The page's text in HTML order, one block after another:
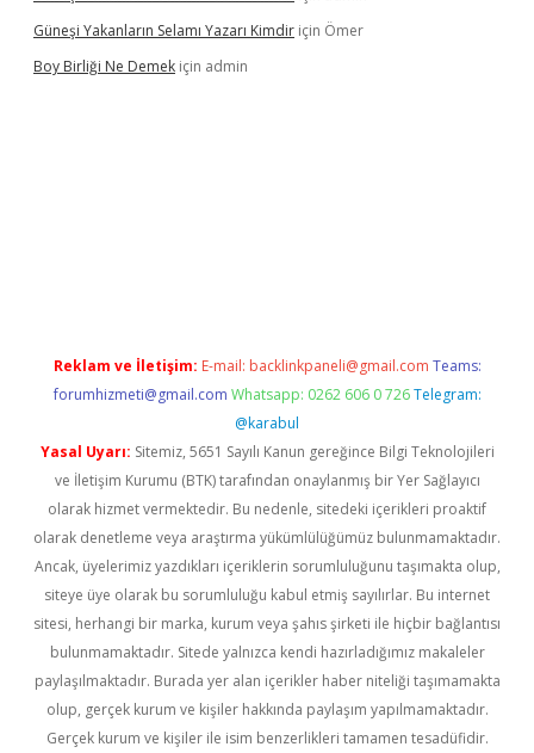
Güneşi Yakanların Selamı Yazarı Kimdir için Ömer
Boy Birliği Ne Demek için admin
Reklam ve İletişim: E-mail: backlinkpaneli@gmail.com Teams:
forumhizmeti@gmail.com Whatsapp: 0262 606 0 726 Telegram:
@karabul
Yasal Uyarı: Sitemiz, 5651 Sayılı Kanun gereğince Bilgi Teknolojileri
ve İletişim Kurumu (BTK) tarafından onaylanmış bir Yer Sağlayıcı
olarak hizmet vermektedir. Bu nedenle, sitedeki içerikleri proaktif
olarak denetleme veya araştırma yükümlülüğümüz bulunmamaktadır.
Ancak, üyelerimiz yazdıkları içeriklerin sorumluluğunu taşımakta olup,
siteye üye olarak bu sorumluluğu kabul etmiş sayılırlar. Bu internet
sitesi, herhangi bir marka, kurum veya şahıs şirketi ile hiçbir bağlantısı
bulunmamaktadır. Sitede yalnızca kendi hazırladığımız makaleler
paylaşılmaktadır. Burada yer alan içerikler haber niteliği taşımamakta
olup, gerçek kurum ve kişiler hakkında paylaşım yapılmamaktadır.
Gerçek kurum ve kişiler ile isim benzerlikleri tamamen tesadüfidir.